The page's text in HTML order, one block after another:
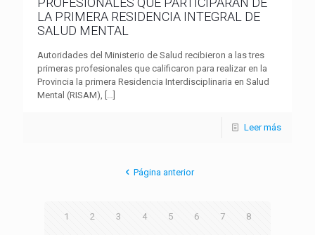
LA PRIMERA RESIDENCIA INTEGRAL DE
SALUD MENTAL
Autoridades del Ministerio de Salud recibieron a las tres
primeras profesionales que calificaron para realizar en la
Provincia la primera Residencia Interdisciplinaria en Salud
Mental (RISAM), […]
Leer más
Página anterior
1 2 3 4 5 6 7 8